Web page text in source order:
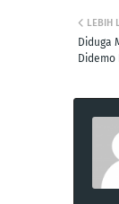
LEBIH
Diduga